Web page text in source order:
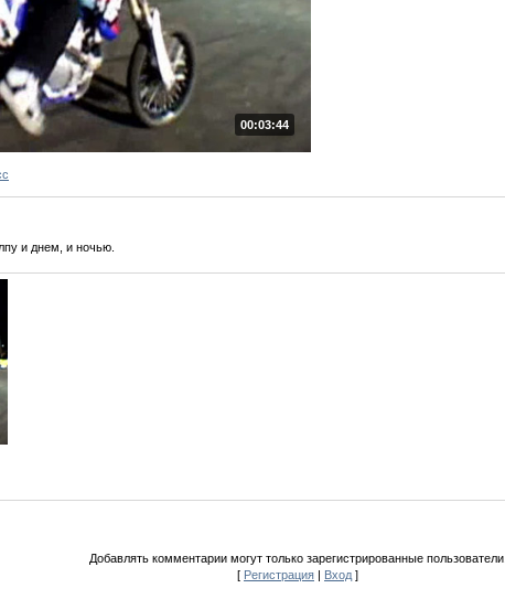
00:03:44
и днем, и ночью.
Добавлять комментарии могут только зарегистрированные пользователи.
[ Регистрация | Вход ]